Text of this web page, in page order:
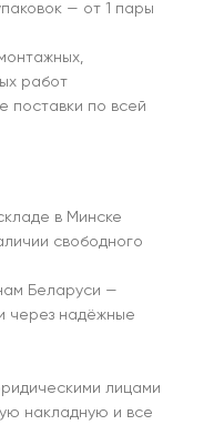
— от 1 пары
работ
поставки по всей
в Минске
свободного
Беларуси —
через надёжные
лицами
накладную и все